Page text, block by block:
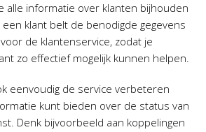
alle informatie over klanten bijhouden
klant belt de benodigde gegevens
de klantenservice, zodat je
zo effectief mogelijk kunnen helpen.
eenvoudig de service verbeteren
kunt bieden over de status van
Denk bijvoorbeeld aan koppelingen